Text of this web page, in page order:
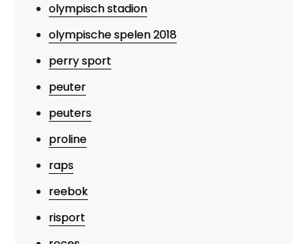
olympisch stadion
olympische spelen 2018
perry sport
peuter
peuters
proline
raps
reebok
risport